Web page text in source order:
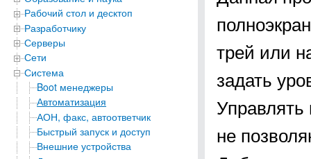
Рабочий стол и десктоп
Разработчику
Серверы
Сети
Система
Boot менеджеры
Автоматизация
АОН, факс, автоответчик
Быстрый запуск и доступ
Внешние устройства
трей или
задать
не